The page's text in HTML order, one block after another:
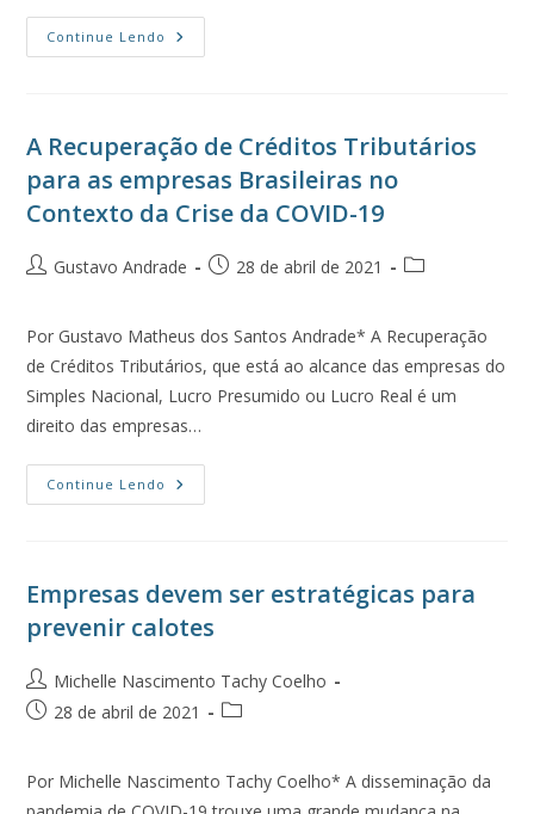
Continue Lendo
A Recuperação de Créditos Tributários
para as empresas Brasileiras no
Contexto da Crise da COVID-19
Gustavo Andrade 28 de abril de 2021
Por Gustavo Matheus dos Santos Andrade* A Recuperação
de Créditos Tributários, que está ao alcance das empresas do
Simples Nacional, Lucro Presumido ou Lucro Real é um
direito das empresas…
Continue Lendo
Empresas devem ser estratégicas para
prevenir calotes
Michelle Nascimento Tachy Coelho
28 de abril de 2021
Por Michelle Nascimento Tachy Coelho* A disseminação da